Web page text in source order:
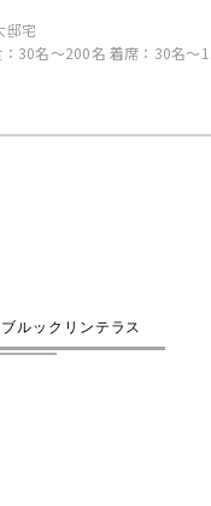
大邸宅
30名〜200名 着席：30名
ブルックリンテラス